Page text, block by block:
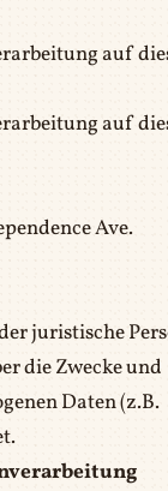
auf
auf
Ave.
juristische
die Zwecke und
Daten (z.B.